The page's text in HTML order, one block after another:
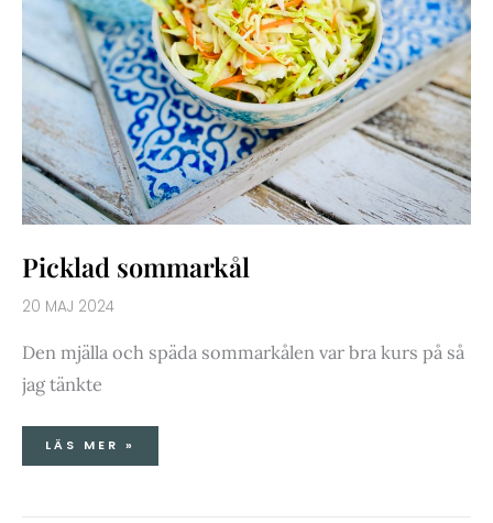
Picklad sommarkål
20 MAJ 2024
Den mjälla och späda sommarkålen var bra kurs på så
jag tänkte
LÄS MER »